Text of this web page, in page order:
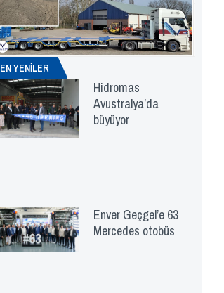
EN YENİLER
Hidromas
Avustralya’da
büyüyor
Enver Geçgel’e 63
Mercedes otobüs